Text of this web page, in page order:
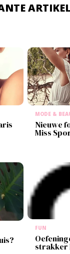
MODE &
Nieuwe
Miss
FUN
strakker